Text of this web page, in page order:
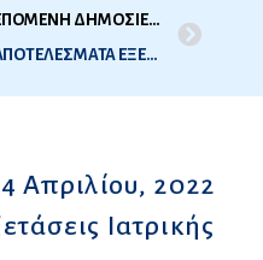
ΕΠΟΜΕΝΗ ΔΗΜΟΣΙΕΥΣΗ
ΑΠΟΤΕΛΕΣΜΑΤΑ ΕΞΕΤΑΣΕΩΝ ΙΑΤΡΙΚΗΣ — ΑΠΡΙΛΙΟΣ 2022 / 1Η ΕΞΕΤΑΣΤΙΚΗ ΠΕΡΙΟΔΟΣ ΜΑΙΕΥΤΙΚΗ – ΓΥΝΑΙΚΟΛΟΓΙΑ
Απριλίου, 2022
Ιατρικής